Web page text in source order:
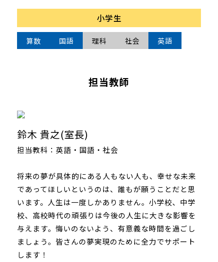
小学生
算数 国語 理科 社会 英語
担当教師
鈴木 貴之(室長)
担当教科：英語・国語・社会
将来の夢が具体的にある人もない人も、幸せな未来
であってほしいというのは、誰もが願うことだと思
います。人生は一度しかありません。小学校、中学
校、高校時代の頑張りは今後の人生に大きな影響を
与えます。悔いのないよう、有意義な時間を過ごし
ましょう。皆さんの夢実現のために全力でサポート
します！